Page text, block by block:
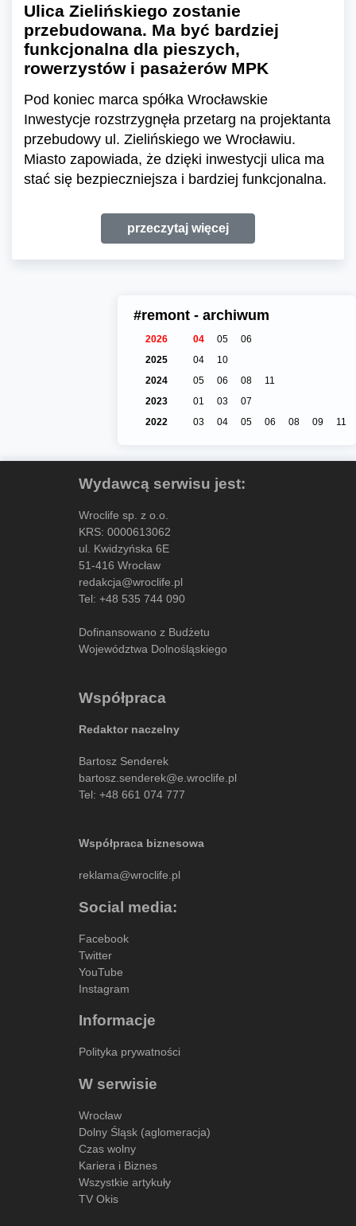
Ulica Zielińskiego zostanie
przebudowana. Ma być bardziej
funkcjonalna dla pieszych,
rowerzystów i pasażerów MPK
Pod koniec marca spółka Wrocławskie
Inwestycje rozstrzygnęła przetarg na projektanta
przebudowy ul. Zielińskiego we Wrocławiu.
Miasto zapowiada, że dzięki inwestycji ulica ma
stać się bezpieczniejsza i bardziej funkcjonalna.
przeczytaj więcej
#remont - archiwum
2026 04 05
06
2025
04
10
2024
05 06 08
11
2023
01 03
07
2022
03 04 05 06 08 09 11
Wydawcą serwisu jest:
Wroclife sp. z o.o.
KRS: 0000613062
ul. Kwidzyńska 6E
51-416 Wrocław
redakcja@wroclife.pl
Tel: +48 535 744 090
Dofinansowano z Budżetu
Województwa Dolnośląskiego
Współpraca
Redaktor naczelny
Bartosz Senderek
bartosz.senderek@e.wroclife.pl
Tel: +48 661 074 777
Współpraca biznesowa
reklama@wroclife.pl
Social media:
Facebook
Twitter
YouTube
Instagram
Informacje
Polityka prywatności
W serwisie
Wrocław
Dolny Śląsk (aglomeracja)
Czas wolny
Kariera i Biznes
Wszystkie artykuły
TV Okis